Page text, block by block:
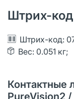
Штрих-
Штрих-код:
Вес: 0.051 кг;
Контактные
PureVision2